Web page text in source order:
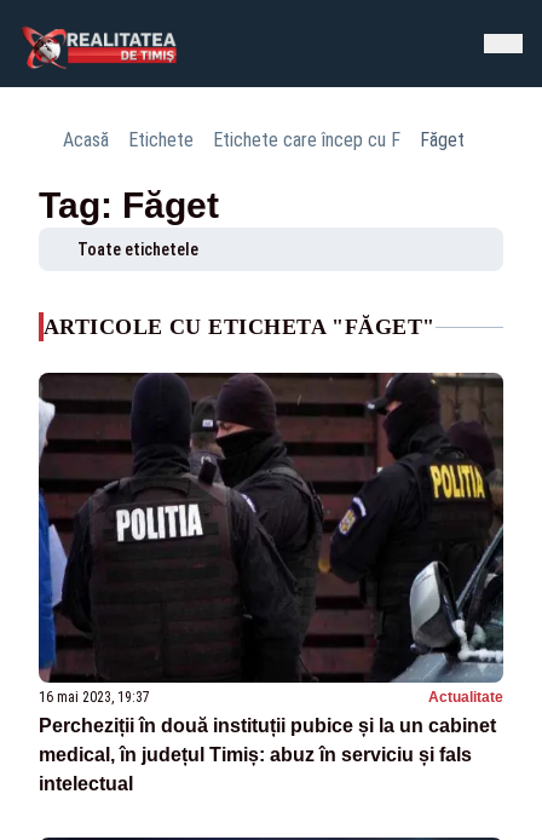
Acasă Etichete Etichete care încep cu F Făget
Tag: Făget
Toate etichetele
ARTICOLE CU ETICHETA "FĂGET"
16 mai 2023, 19:37 Actualitate
Percheziții în două instituții pubice și la un cabinet
medical, în județul Timiș: abuz în serviciu și fals
intelectual